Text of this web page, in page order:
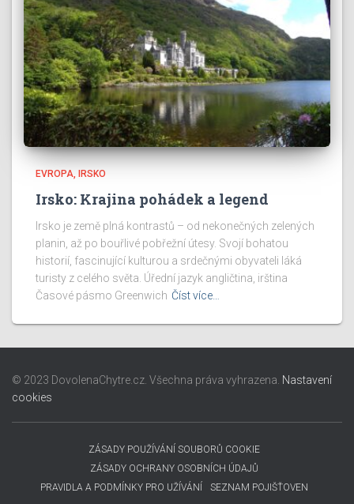
EVROPA IRSKO
Irsko: Krajina pohádek a legend
Irsko je země plná kontrastů – od nekonečných zelených
planin, až po bouřlivé pobřežní útesy. Svojí bohatou
historií, fascinující kulturou a srdečnými obyvateli láká
turisty z celého světa. Úřední jazyk angličtina, irština
Časové pásmo Greenwich Číst více…
© 2023 DovolenaChytre.cz. Všechna práva vyhrazena. Nastavení
cookies
ZÁSADY POUŽÍVÁNÍ SOUBORŮ COOKIE
ZÁSADY OCHRANY OSOBNÍCH ÚDAJŮ
PRAVIDLA A PODMÍNKY PRO UŽÍVÁNÍ
SEZNAM POJIŠŤOVEN